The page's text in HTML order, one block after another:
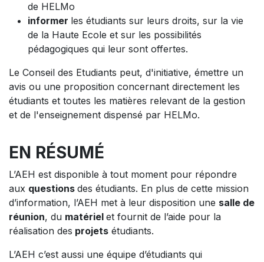
EN RÉSUMÉ
L’AEH est disponible à tout moment pour répondre
aux questions des étudiants. En plus de cette mission
d’information, l’AEH met à leur disposition une salle de
réunion, du matériel et fournit de l’aide pour la
réalisation des projets étudiants.
L’AEH c’est aussi une équipe d’étudiants qui
de HELMo
informer les étudiants sur leurs droits, sur la vie
de la Haute Ecole et sur les possibilités
pédagogiques qui leur sont offertes.
Le Conseil des Etudiants peut, d'initiative, émettre un
avis ou une proposition concernant directement les
étudiants et toutes les matières relevant de la gestion
et de l'enseignement dispensé par HELMo.